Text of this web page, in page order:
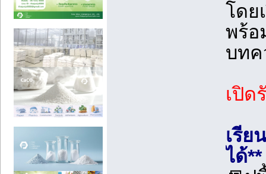
โดย
พร้อ
บทค
เปิด
เรีย
ได้**